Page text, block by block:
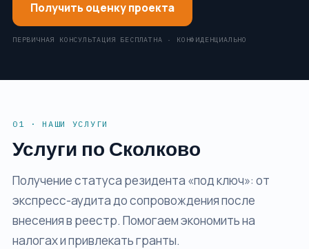
Получить оценку проекта
ПЕРВИЧНАЯ КОНСУЛЬТАЦИЯ БЕСПЛАТНА · КОНФИДЕНЦИАЛЬНО
01 · НАШИ УСЛУГИ
Услуги по Сколково
Получение статуса резидента «под ключ»: от
экспресс-аудита до сопровождения после
внесения в реестр. Помогаем экономить на
налогах и привлекать гранты.